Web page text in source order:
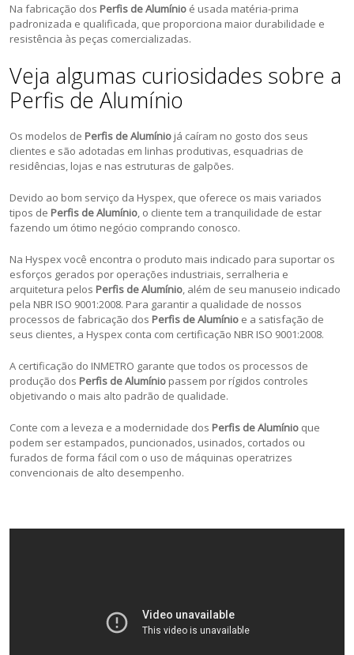
Na fabricação dos Perfis de Alumínio é usada matéria-prima
padronizada e qualificada, que proporciona maior durabilidade e
resistência às peças comercializadas.
Veja algumas curiosidades sobre a
Perfis de Alumínio
Os modelos de Perfis de Alumínio já caíram no gosto dos seus
clientes e são adotadas em linhas produtivas, esquadrias de
residências, lojas e nas estruturas de galpões.
Devido ao bom serviço da Hyspex, que oferece os mais variados
tipos de Perfis de Alumínio, o cliente tem a tranquilidade de estar
fazendo um ótimo negócio comprando conosco.
Na Hyspex você encontra o produto mais indicado para suportar os
esforços gerados por operações industriais, serralheria e
arquitetura pelos Perfis de Alumínio, além de seu manuseio indicado
pela NBR ISO 9001:2008. Para garantir a qualidade de nossos
processos de fabricação dos Perfis de Alumínio e a satisfação de
seus clientes, a Hyspex conta com certificação NBR ISO 9001:2008.
A certificação do INMETRO garante que todos os processos de
produção dos Perfis de Alumínio passem por rígidos controles
objetivando o mais alto padrão de qualidade.
Conte com a leveza e a modernidade dos Perfis de Alumínio que
podem ser estampados, puncionados, usinados, cortados ou
furados de forma fácil com o uso de máquinas operatrizes
convencionais de alto desempenho.